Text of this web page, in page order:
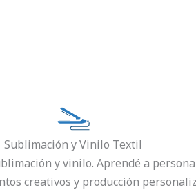
Sublimación y Vinilo Textil
y vinilo. Aprendé a
creativos y producción